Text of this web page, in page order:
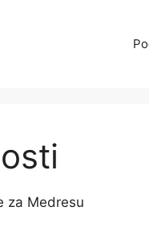
za Medresu